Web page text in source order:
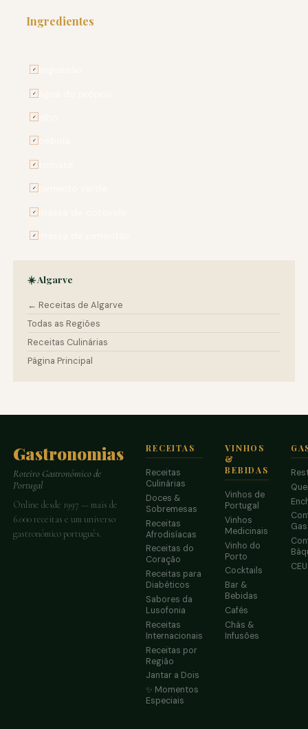
Ingredientes
✓
✓
✓
✓
✓
✓
✓
✓
☀️ Algarve
← Receitas de Algarve
Todas as Regiões
Receitas Culinárias
Página Principal
Gastronomias
Roteiro Gastronómico de
Portugal
Online desde 1997 — mais de
6.000 receitas e um universo
gastronómico português.
RECEITAS
Receitas
Culinárias
Doces &
Sobremesas
Receitas
Afrodisíacas
Receitas do
Coração
Receitas para
Diabéticos
Sabores da
Lusofonia
Receitas
Internacionais
Receitas por
Região
Jantar a Dois
✨ Momentos
Especiais
VINHOS
&
BEBIDAS
Vinhos de
Portugal
Vinhos
Medicinais
Vinho do
Porto
Cocktails
Bar &
Bebidas
Cafés
Chás &
Infusões